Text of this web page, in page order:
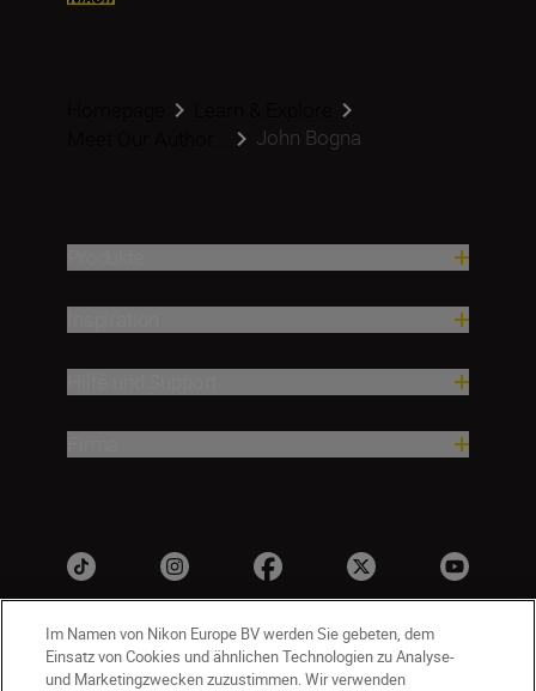
John Bogna
Im Namen von Nikon Europe BV werden Sie gebeten, dem
Einsatz von Cookies und ähnlichen Technologien zu Analyse-
und Marketingzwecken zuzustimmen. Wir verwenden